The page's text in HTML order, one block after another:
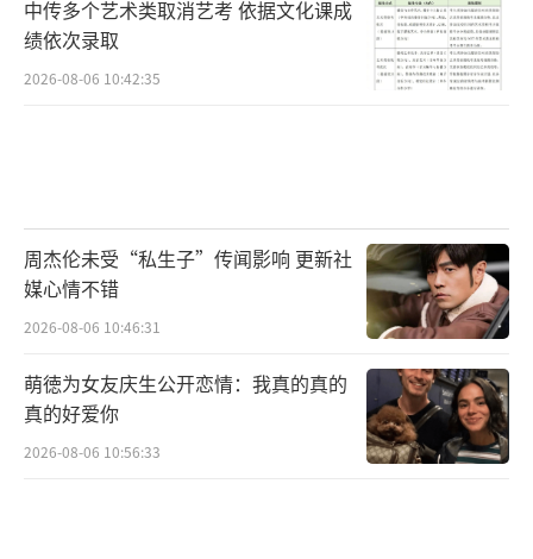
中传多个艺术类取消艺考 依据文化课成
绩依次录取
2026-08-06 10:42:35
周杰伦未受“私生子”传闻影响 更新社
媒心情不错
2026-08-06 10:46:31
萌徳为女友庆生公开恋情：我真的真的
真的好爱你
2026-08-06 10:56:33